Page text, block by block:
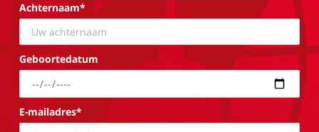
Achternaam*
Geboortedatum
E-mailadres*